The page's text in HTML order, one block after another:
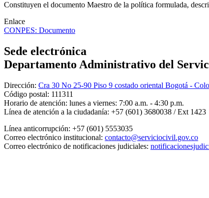
Constituyen el documento Maestro de la política formulada,
Enlace
CONPES: Documento
Sede electrónica
Departamento Administrativo del
Dirección: Cra 30 No 25-90 Piso 9 costado oriental Bogotá -
Código postal: 111311
Horario de atención: lunes a viernes: 7:00 a.m. - 4:30 p.m.
Línea de atención a la ciudadanía: +57 (601) 3680038 / Ext 1423
Línea anticorrupción: +57 (601) 5553035
Correo electrónico institucional: contacto@serviciocivil.gov.co
Correo electrónico de notificaciones judiciales: